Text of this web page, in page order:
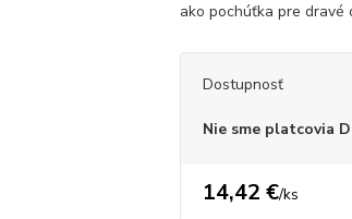
ako pochúťka pre dravé
Dostupnosť
Nie sme platcovia
14,42 €/ks